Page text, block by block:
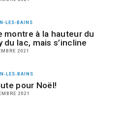
LES-BAINS
montre à la hauteur du
du lac, mais s’incline
2021
LES-BAINS
pour Noël!
2021